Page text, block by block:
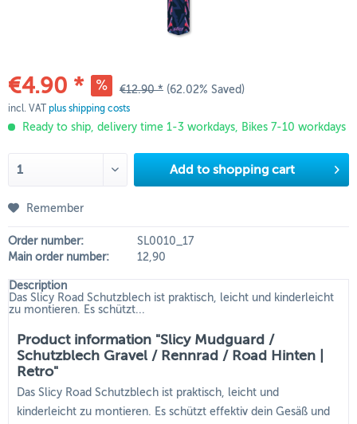
€4.90 * €12.90 * (62.02% Saved)
incl. VAT plus shipping costs
Ready to ship, delivery time 1-3 workdays, Bikes 7-10 workdays
Add to shopping cart
Remember
Order number:
SL0010_17
Main order number:
12,90
Description
Das Slicy Road Schutzblech ist praktisch, leicht und kinderleicht
zu montieren. Es schützt...
Product information "Slicy Mudguard /
Schutzblech Gravel / Rennrad / Road Hinten |
Retro"
Das Slicy Road Schutzblech ist praktisch, leicht und
kinderleicht zu montieren. Es schützt effektiv dein Gesäß und